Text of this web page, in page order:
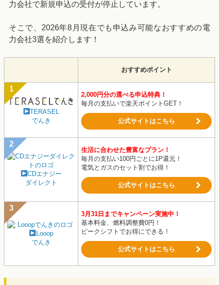
力会社で新規申込の受付が停止しています。
そこで、2026年8月現在でも申込み可能なおすすめの電
力会社3選を紹介します！
おすすめポイント
TERASEL
でんき
2,000円分の選べる申込特典！
毎月の支払いで楽天ポイントGET！
公式サイトはこちら
CDエナジー
ダイレクト
生活に合わせた豊富なプラン！
毎月の支払い100円ごとに1P還元！
電気とガスのセット割でお得！
公式サイトはこちら
Looop
でんき
3月31日までキャンペーン実施中！
基本料金、燃料調整費0円！
ピークシフトでお得にできる！
公式サイトはこちら